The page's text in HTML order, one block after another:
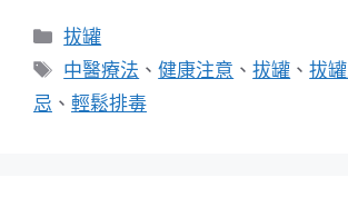
分
類
拔罐
標
籤
中醫療法 、健康注意 、拔罐 、拔
忌 、 輕鬆排毒